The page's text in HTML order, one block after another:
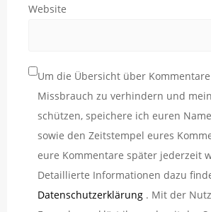
Website
Um die Übersicht über
Missbrauch zu verhindern und
schützen, speichere ich euren
sowie den Zeitstempel eures
eure Kommentare später jederzeit
Detaillierte Informationen dazu
Datenschutzerklärung . Mit der